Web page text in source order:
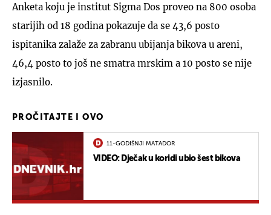
Anketa koju je institut Sigma Dos proveo na 800 osoba
starijih od 18 godina pokazuje da se 43,6 posto
ispitanika zalaže za zabranu ubijanja bikova u areni,
46,4 posto to još ne smatra mrskim a 10 posto se nije
izjasnilo.
PROČITAJTE I OVO
11-GODIŠNJI MATADOR
VIDEO: Dječak u koridi ubio šest bikova